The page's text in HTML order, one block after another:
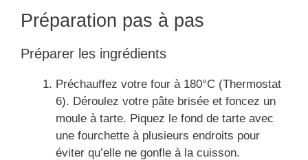
Préparation pas à pas
Préparer les ingrédients
Préchauffez votre four à 180°C (Thermostat
6). Déroulez votre pâte brisée et foncez un
moule à tarte. Piquez le fond de tarte avec
une fourchette à plusieurs endroits pour
éviter qu’elle ne gonfle à la cuisson.